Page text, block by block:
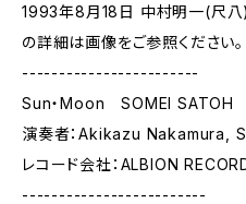
1993年8月18日 中村明一(尺八
の詳細は画像をご参照ください。
------------------------
Sun・Moon SOMEI SATOH
演奏者：Akikazu Nakamura,
レコード会社：ALBION
-------------------------